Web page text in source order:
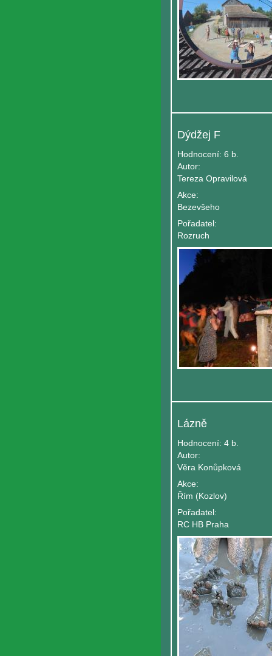
Dýdžej F
Hodnocení: 6 b.
Autor:
Tereza Opravilová
Akce:
Bezevšeho
Pořadatel:
Rozruch
Lázně
Hodnocení: 4 b.
Autor:
Věra Konůpková
Akce:
Řím (Kozlov)
Pořadatel:
RC HB Praha